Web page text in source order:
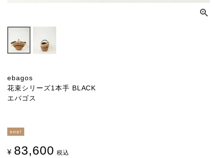
ebagos
花束シリーズ1本手 BLACK
エバゴス
one!
¥ 83,600 税込